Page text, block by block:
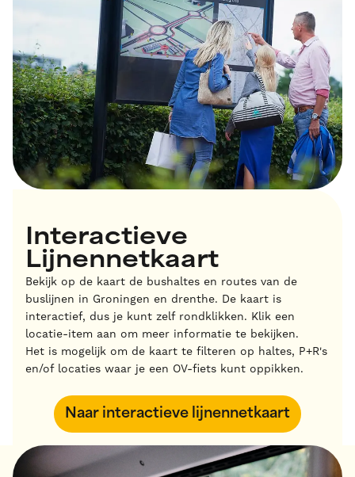
Interactieve
Lijnennetkaart
Bekijk op de kaart de bushaltes en routes van de
buslijnen in Groningen en drenthe. De kaart is
interactief, dus je kunt zelf rondklikken. Klik een
locatie-item aan om meer informatie te bekijken.
Het is mogelijk om de kaart te filteren op haltes, P+R's
en/of locaties waar je een OV-fiets kunt oppikken.
Naar interactieve lijnennetkaart